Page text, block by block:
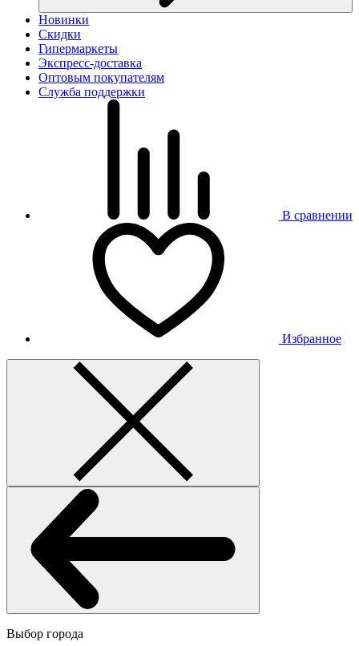
Новинки
Скидки
Гипермаркеты
Экспресс-доставка
Оптовым покупателям
Служба поддержки
В сравнении
Избранное
Выбор города